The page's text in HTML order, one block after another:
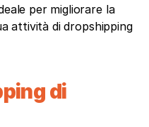
per migliorare la
attività di dropshipping
di